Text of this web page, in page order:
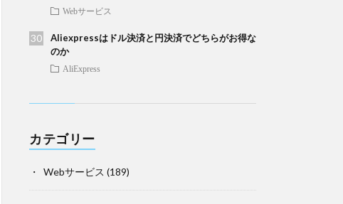
Webサービス
Aliexpressはドル決済と円決済でどちらがお得な
のか
AliExpress
カテゴリー
Webサービス (189)